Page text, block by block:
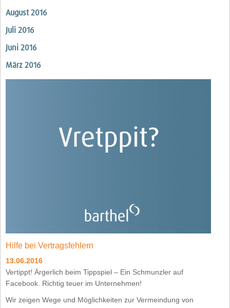
August 2016
Juli 2016
Juni 2016
März 2016
Hilfe bei Vertragsfehlern
13.06.2016
Vertippt! Ärgerlich beim Tippspiel – Ein Schmunzler auf
Facebook. Richtig teuer im Unternehmen!
Wir zeigen Wege und Möglichkeiten zur Vermeindung von